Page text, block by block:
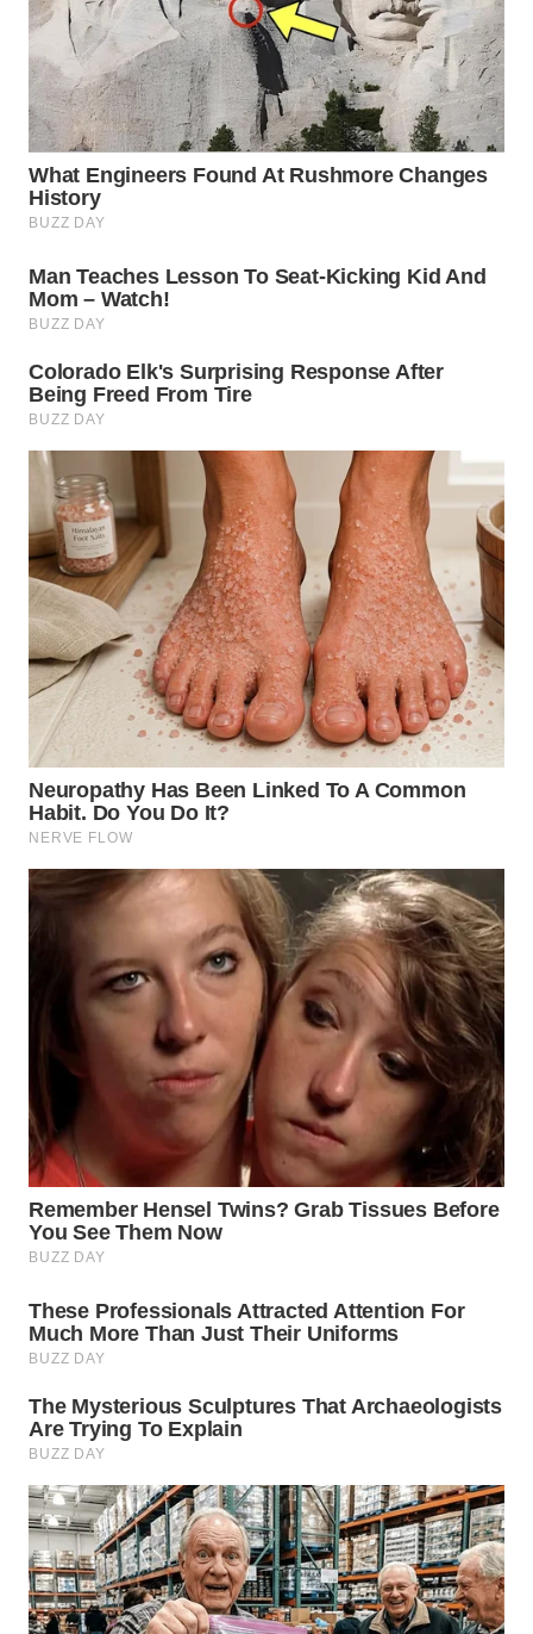
WN
TAPANULI
TENGAH
WN DELI
SERDANG
TEBING
TINGGI
WN
PAKPAK
WN
KARAWANG
WN
BEKASI
WN
BOGOR
WN
DEPOK
WN
TAPANULI
WN
PADANG
LAWAS
SUMEDANG
WN
CIANJUR
KEPULAUAN
SERIBU
WN
TANGERANG
WN
BINJAI
WN
CIREBON